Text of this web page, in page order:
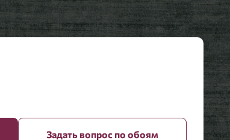
Задать вопрос по обоям